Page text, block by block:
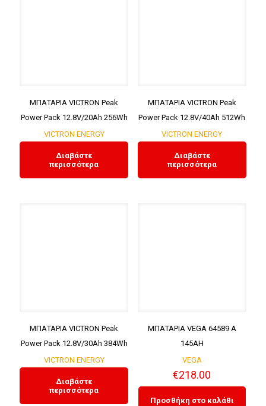
ΜΠΑΤΑΡΙΑ VICTRON Peak
Power Pack 12.8V/20Ah 256Wh
VICTRON ENERGY
Διαβάστε
περισσότερα
ΜΠΑΤΑΡΙΑ VICTRON Peak
Power Pack 12.8V/40Ah 512Wh
VICTRON ENERGY
Διαβάστε
περισσότερα
ΜΠΑΤΑΡΙΑ VICTRON Peak
Power Pack 12.8V/30Ah 384Wh
VICTRON ENERGY
Διαβάστε
περισσότερα
ΜΠΑΤΑΡΙΑ VEGA 64589 A
145AH
VEGA
€218.00
Προσθήκη στο καλάθι